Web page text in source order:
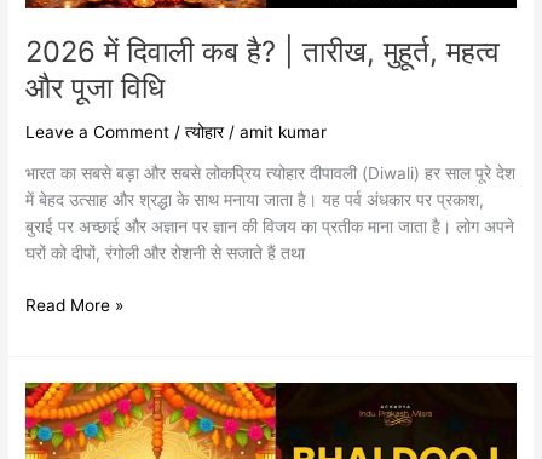
2026 में दिवाली कब है? | तारीख, मुहूर्त, महत्व
और पूजा विधि
Leave a Comment /त्योहार/amit kumar
भारत का सबसे बड़ा और सबसे लोकप्रिय त्योहार दीपावली (Diwali) हर साल पूरे देश
में बेहद उत्साह और श्रद्धा के साथ मनाया जाता है। यह पर्व अंधकार पर प्रकाश,
बुराई पर अच्छाई और अज्ञान पर ज्ञान की विजय का प्रतीक माना जाता है। लोग अपने
घरों को दीपों, रंगोली और रोशनी से सजाते हैं तथा
पूजा
विधि
Read More »
Bhai
Dooj
Kab